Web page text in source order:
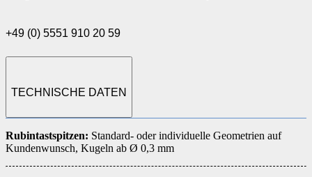
+49 (0) 5551 910 20 59
TECHNISCHE DATEN
Rubintastspitzen: Standard- oder individuelle Geometrien auf
Kundenwunsch, Kugeln ab Ø 0,3 mm